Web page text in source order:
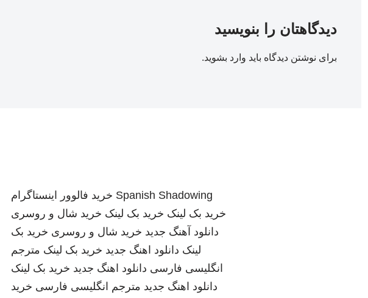
دیدگاهتان را بنویسید
برای نوشتن دیدگاه باید وارد بشوید.
Spanish Shadowing خرید فالوور اینستاگرام
خرید بک لینک خرید بک لینک خرید شال و روسری
دانلود آهنگ جدید خرید شال و روسری خرید بک
لینک دانلود اهنگ جدید خرید بک لینک مترجم
انگلیسی فارسی دانلود اهنگ جدید خرید بک لینک
دانلود اهنگ جدید مترجم انگلیسی فارسی خرید